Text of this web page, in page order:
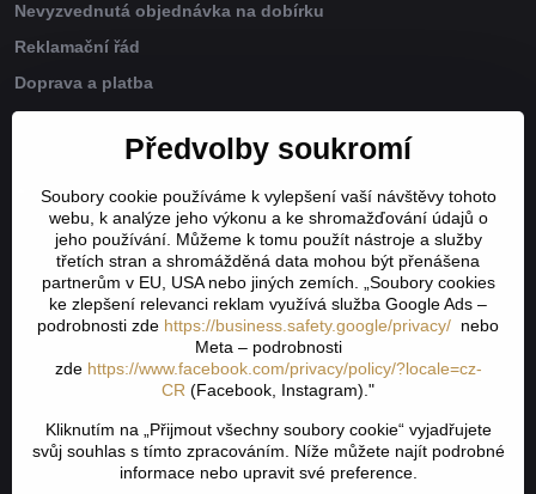
Nevyzvednutá objednávka na dobírku
Reklamační řád
Doprava a platba
GDPR
Důvody proč nákup u nás
Garance vrácení zboží do 30 dnů
Velký výběr dopravy od 75 Kč ( výdejní místa, boxy či balík na
adresu )
Poštovné a balné ZDARMA při nákupu zboží nad 1400 Kč
Šití záclon a závěsů na míru
Naše on-line reakce 24/7
Předvolby soukromí
Soubory cookie používáme k vylepšení vaší návštěvy tohoto
webu, k analýze jeho výkonu a ke shromažďování údajů o
jeho používání. Můžeme k tomu použít nástroje a služby
třetích stran a shromážděná data mohou být přenášena
partnerům v EU, USA nebo jiných zemích. „Soubory cookies
ke zlepšení relevanci reklam využívá služba Google Ads –
podrobnosti zde https://business.safety.google/privacy/ nebo
Meta – podrobnosti
zde https://www.facebook.com/privacy/policy/?locale=cz-
CR (Facebook, Instagram)."
Kliknutím na „Přijmout všechny soubory cookie“ vyjadřujete
svůj souhlas s tímto zpracováním. Níže můžete najít podrobné
informace nebo upravit své preference.